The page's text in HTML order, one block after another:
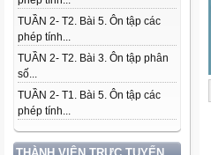
TUẦN 2- T2. Bài 5. Ôn tập các
phép tính...
TUẦN 2- T2. Bài 3. Ôn tập phân
số...
TUẦN 2- T1. Bài 5. Ôn tập các
phép tính...